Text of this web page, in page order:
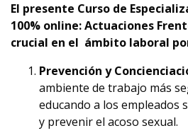
El presente Curso de
100% online: Actuaciones
crucial en el ámbito laboral
Prevención y
ambiente de trabajo más
educando a los empleados
y prevenir el acoso sexual.